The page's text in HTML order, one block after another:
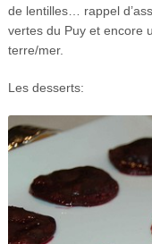
de lentilles… rappel
vertes du Puy et encore
terre/mer.
Les desserts: